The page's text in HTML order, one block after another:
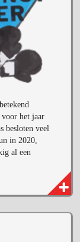
het jaar
besloten veel
in 2020,
al een